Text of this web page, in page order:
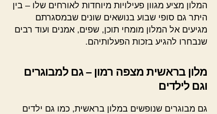
המלון מציע מגוון פעילויות מיוחדות לאורחים שלו – בין
היתר גם סופי שבוע בנושאים שונים שבמסגרתם
מגיעים אל המלון מומחי תוכן, שפים, אמנים ועוד רבים
שנבחרו להגיע בזכות הפעלותיהם.
מלון בראשית מצפה רמון – גם למבוגרים
וגם לילדים
גם מבוגרים שנופשים במלון בראשית, כמו גם ילדים